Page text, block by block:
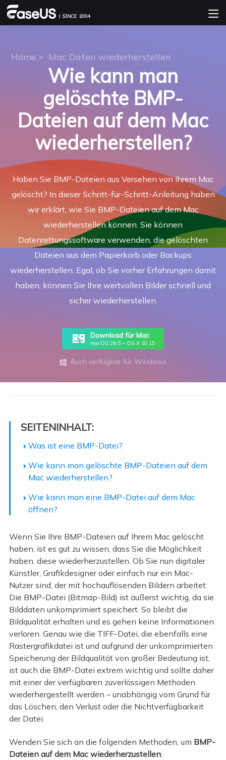
Home > Mac Daten wiederherstellen
Wie kann man
gelöschte BMP-
Dateien auf dem Mac
wiederherstellen?
Haben Sie BMP-Dateien aus Versehen von Ihrem Mac
gelöscht? In dieser Schritt-für-Schritt-Anleitung haben
wir erklärt, wie Sie BMP-Dateien auf dem Mac
wiederherstellen können. Sie können
Datenrettungssoftware verwenden, die gelöschten
Dateien aus dem Papierkorb oder Backups
wiederherstellen. Egal, ob Sie vorher Erfahrungen damit
haben, können Sie Ihre wertvollen Bilder schnell und
sicher wiederherstellen.
Download für Mac
macOS 26.5 ~ OS X 10.15
 Auch verfügbar für Windows
SEITENINHALT:
Was ist eine BMP-Datei?
Wie kann man gelöschte BMP-Dateien auf dem
Mac wiederherstellen?
Wie kann man eine BMP-Datei auf dem Mac
öffnen?
Wenn Sie Ihre BMP-Dateien auf Ihrem Mac gelöscht
haben, ist es gut zu wissen, dass Sie die Möglichkeit
haben, diese wiederherzustellen. Ob Sie nun digitaler
Künstler, Grafikdesigner oder einfach nur ein Mac-
Nutzer sind, der mit hochauflösenden Bildern arbeitet:
Die BMP-Datei (Bitmap-Bild) ist äußerst wichtig, da sie
Bilddaten unkomprimiert speichert. So bleibt die
Bildqualität erhalten und es gehen keine Informationen
verloren. Genau wie die TIFF-Datei, die ebenfalls eine
Rastergrafikdatei ist und aufgrund der unkomprimierten
Speicherung der Bildqualität von großer Bedeutung ist,
ist auch die BMP-Datei extrem wichtig und sollte daher
mit einer der verfügbaren zuverlässigen Methoden
wiederhergestellt werden – unabhängig vom Grund für
das Löschen, den Verlust oder die Nichtverfügbarkeit
der Datei.
Wenden Sie sich an die folgenden Methoden, um BMP-
Dateien auf dem Mac wiederherzustellen: